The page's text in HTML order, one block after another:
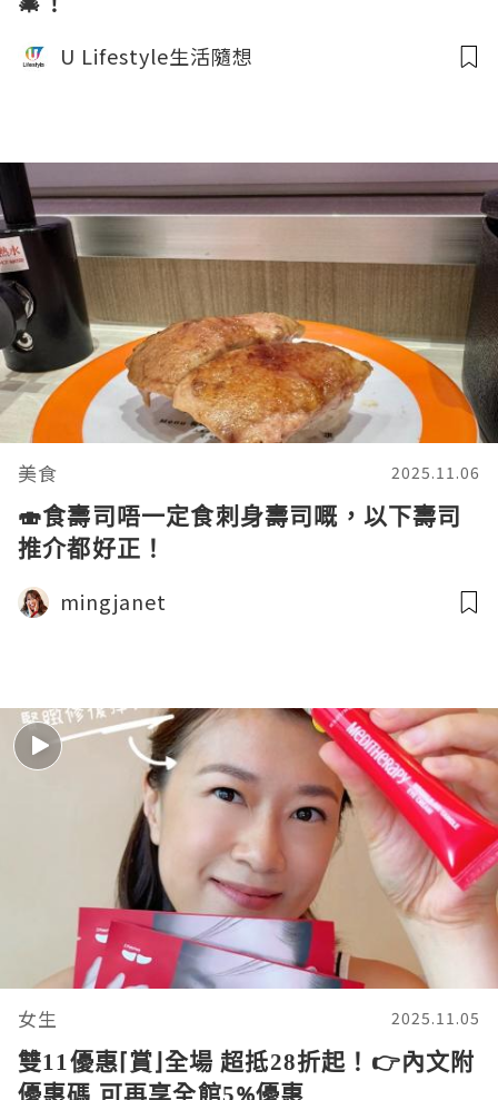
U Lifestyle生活隨想
美食 2025.11.06
🍣食壽司唔一定食刺身壽司嘅，以下壽司
推介都好正！
mingjanet
女生 2025.11.05
雙11優惠⌈賞⌋全場 超抵28折起！👉內文附
優惠碼 可再享全館5%優惠